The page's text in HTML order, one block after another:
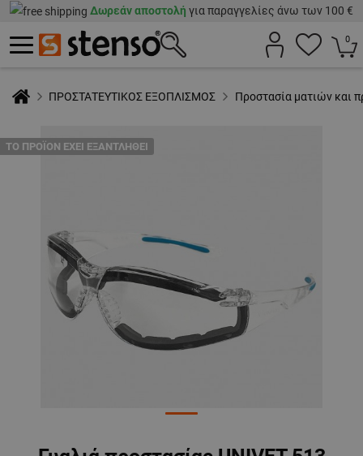
Δωρεάν αποστολή για παραγγελίες άνω των 100 €
0
ΠΡΟΣΤΑΤΕΥΤΙΚΟΣ ΕΞΟΠΛΙΣΜΟΣ Προστασία ματιών και
ТΟ ΠΡΟΪΌΝ ΈΧΕΙ ΕΞΑΝΤΛΗΘΕΊ